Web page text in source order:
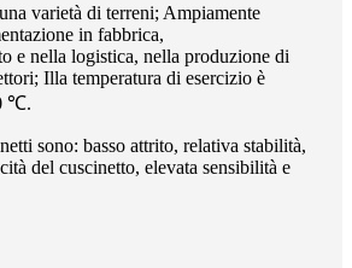
varietà di terreni; Ampiamente
in fabbrica,
e nella logistica, nella produzione di
Illa temperatura di esercizio è
℃.
sono: basso attrito, relativa stabilità,
del cuscinetto, elevata sensibilità e